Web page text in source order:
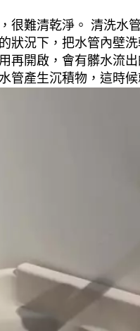
很難清乾淨。 清洗水
狀況下，把水管內壁洗
再開啟，會有髒水流
管產生沉積物，這時